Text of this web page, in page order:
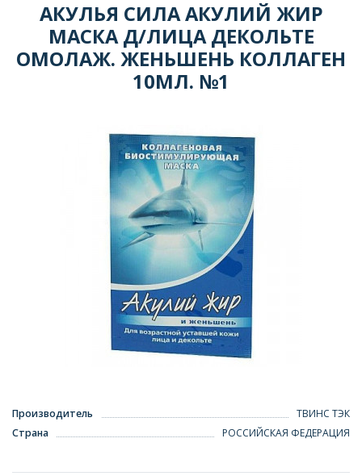
АКУЛЬЯ СИЛА АКУЛИЙ ЖИР
МАСКА Д/ЛИЦА ДЕКОЛЬТЕ
ОМОЛАЖ. ЖЕНЬШЕНЬ КОЛЛАГЕН
10МЛ. №1
Производитель
ТВИНС ТЭК
Страна
РОССИЙСКАЯ ФЕДЕРАЦИЯ